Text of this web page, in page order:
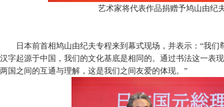
艺术家将代表作品捐赠予鸠山由纪
日本前首相鸠山由纪夫专程来到幕式现场，并表示：“我
汉字起源于中国，我们的文化基底是相同的。通过书法这一表
两国之间的互通与理解，这是我们之间友爱的体现。”